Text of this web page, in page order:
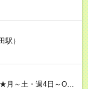
に応じて『日給が1.2
ることも…！ ・その他
あり ◆宿泊手当あり
＞＞日給11，000円
本採用時と異なる部
です。 給与：日
駅）
月～土・週4日～OK